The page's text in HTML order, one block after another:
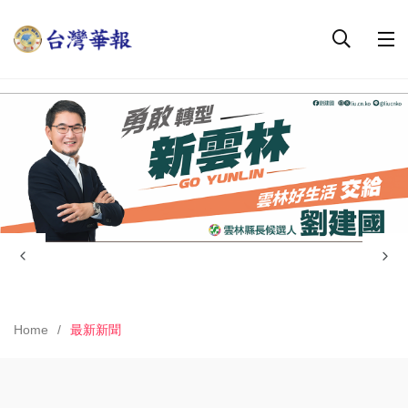
Home 最新新聞